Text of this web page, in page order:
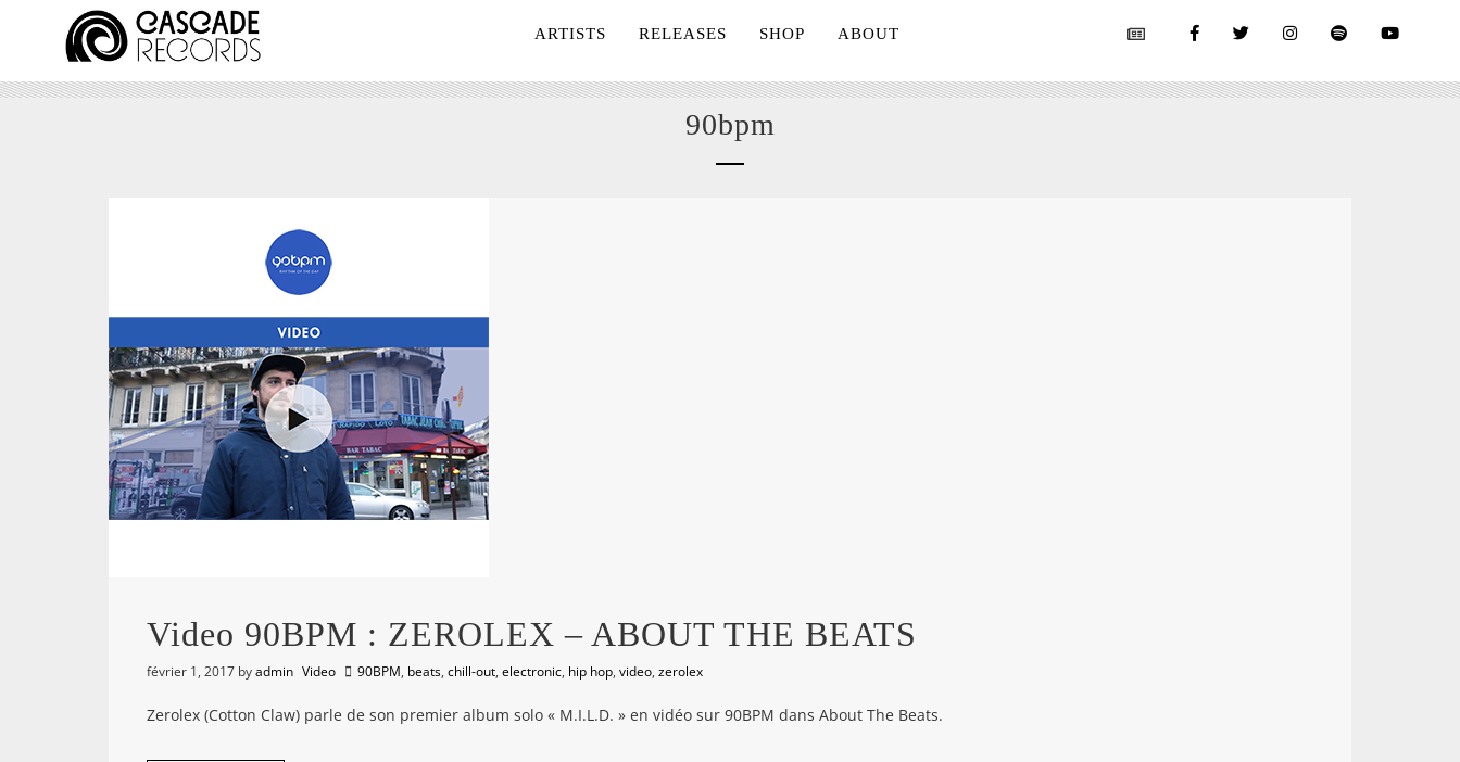
ARTISTS RELEASES SHOP ABOUT
90bpm
Video 90BPM : ZEROLEX – ABOUT THE BEATS
février 1, 2017 byadmin Video 90BPM, beats, chill-out, electronic, hip hop, video, zerolex
Zerolex (Cotton Claw) parle de son premier album solo « M.I.L.D. » en vidéo sur 90BPM dans About The Beats.